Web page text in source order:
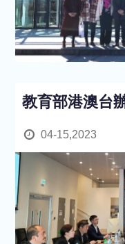
教育部港澳台
04-15,2023